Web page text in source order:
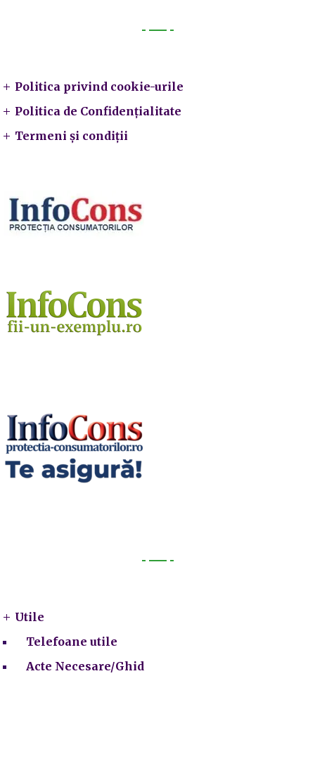
Politica privind cookie-urile
Politica de Confidențialitate
Termeni și condiții
Utile
Telefoane utile
Acte Necesare/Ghid